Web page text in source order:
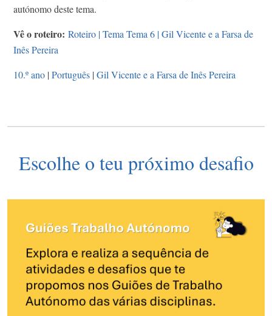
autónomo deste tema.
Vê o roteiro: Roteiro | Tema Tema 6 | Gil Vicente e a Farsa de
Inês Pereira
10.º ano |Português |Gil Vicente e a Farsa de Inês Pereira
Escolhe o teu próximo desafio